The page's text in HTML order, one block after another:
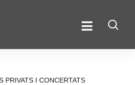
PRIVATS I CONCERTATS